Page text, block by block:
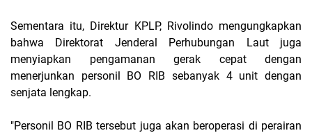
Sementara itu, Direktur KPLP, Rivolindo mengungkapkan
bahwa Direktorat Jenderal Perhubungan Laut juga
menyiapkan pengamanan gerak cepat dengan
menerjunkan personil BO RIB sebanyak 4 unit dengan
senjata lengkap.
"Personil BO RIB tersebut juga akan beroperasi di perairan